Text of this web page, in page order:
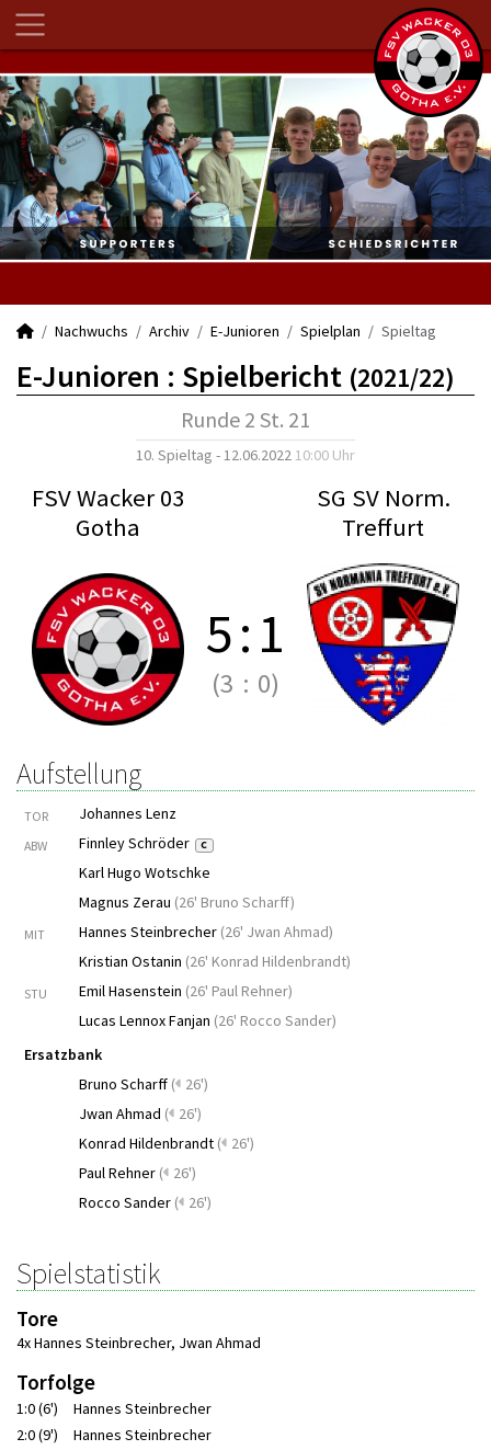
Nachwuchs Archiv E-Junioren Spielplan Spieltag
E-Junioren : Spielbericht (2021/22)
Runde 2 St. 21
10. Spieltag - 12.06.2022 10:00 Uhr
FSV Wacker 03
Gotha
SG SV Norm.
Treffurt
5:1
(3 : 0)
Aufstellung
TOR Johannes Lenz
ABW Finnley Schröder C
Karl Hugo Wotschke
Magnus Zerau (26' Bruno Scharff)
MIT Hannes Steinbrecher (26' Jwan Ahmad)
Kristian Ostanin (26' Konrad Hildenbrandt)
STU Emil Hasenstein (26' Paul Rehner)
Lucas Lennox Fanjan (26' Rocco Sander)
Ersatzbank
Bruno Scharff ( 26')
Jwan Ahmad ( 26')
Konrad Hildenbrandt ( 26')
Paul Rehner ( 26')
Rocco Sander ( 26')
Spielstatistik
Tore
4x Hannes Steinbrecher, Jwan Ahmad
Torfolge
1:0 (6')
Hannes Steinbrecher
2:0 (9')
Hannes Steinbrecher